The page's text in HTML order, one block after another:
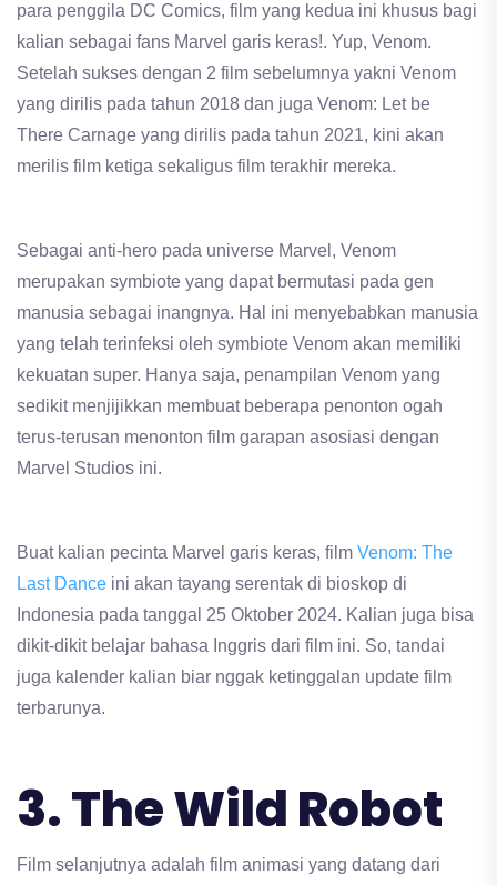
para penggila DC Comics, film yang kedua ini khusus bagi
kalian sebagai fans Marvel garis keras!. Yup, Venom.
Setelah sukses dengan 2 film sebelumnya yakni Venom
yang dirilis pada tahun 2018 dan juga Venom: Let be
There Carnage yang dirilis pada tahun 2021, kini akan
merilis film ketiga sekaligus film terakhir mereka.
Sebagai anti-hero pada universe Marvel, Venom
merupakan symbiote yang dapat bermutasi pada gen
manusia sebagai inangnya. Hal ini menyebabkan manusia
yang telah terinfeksi oleh symbiote Venom akan memiliki
kekuatan super. Hanya saja, penampilan Venom yang
sedikit menjijikkan membuat beberapa penonton ogah
terus-terusan menonton film garapan asosiasi dengan
Marvel Studios ini.
Buat kalian pecinta Marvel garis keras, film Venom: The
Last Dance ini akan tayang serentak di bioskop di
Indonesia pada tanggal 25 Oktober 2024. Kalian juga bisa
dikit-dikit belajar bahasa Inggris dari film ini. So, tandai
juga kalender kalian biar nggak ketinggalan update film
terbarunya.
3. The Wild Robot
Film selanjutnya adalah film animasi yang datang dari